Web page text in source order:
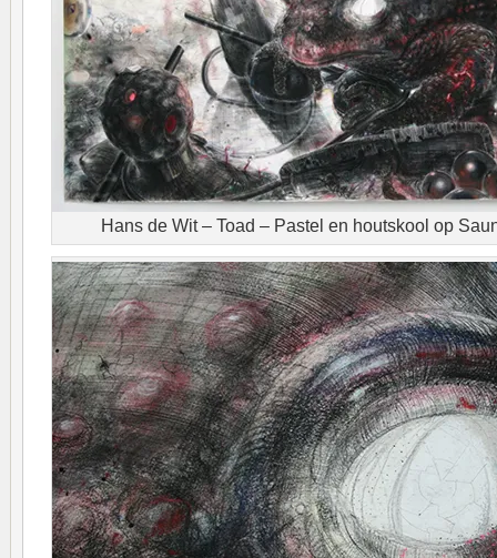
Hans de Wit – Toad – Pastel en houtskool op